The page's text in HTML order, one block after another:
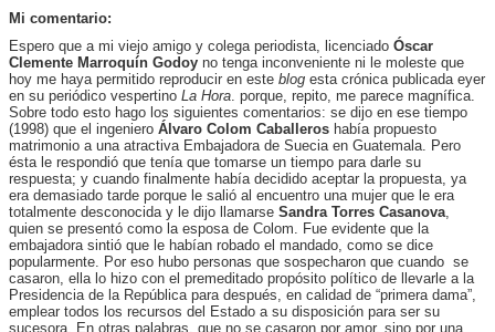
Mi comentario:
Espero que a mi viejo amigo y colega periodista, licenciado Óscar
Clemente Marroquín Godoy no tenga inconveniente ni le moleste que
hoy me haya permitido reproducir en este blog esta crónica publicada eyer
en su periódico vespertino La Hora . porque, repito, me parece magnífica.
Sobre todo esto hago los siguientes comentarios: se dijo en ese tiempo
(1998) que el ingeniero Álvaro Colom Caballeros había propuesto
matrimonio a una atractiva Embajadora de Suecia en Guatemala. Pero
ésta le respondió que tenía que tomarse un tiempo para darle su
respuesta; y cuando finalmente había decidido aceptar la propuesta, ya
era demasiado tarde porque le salió al encuentro una mujer que le era
totalmente desconocida y le dijo llamarse Sandra Torres Casanova
quien se presentó como la esposa de Colom. Fue evidente que la
embajadora sintió que le habían robado el mandado, como se dice
popularmente. Por eso hubo personas que sospecharon que cuando se
casaron, ella lo hizo con el premeditado propósito político de llevarle a la
Presidencia de la República para después, en calidad de “primera dama”,
emplear todos los recursos del Estado a su disposición para ser su
sucesora. En otras palabras, que no se casaron por amor, sino por una